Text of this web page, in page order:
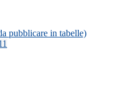
pubblicare in tabelle)